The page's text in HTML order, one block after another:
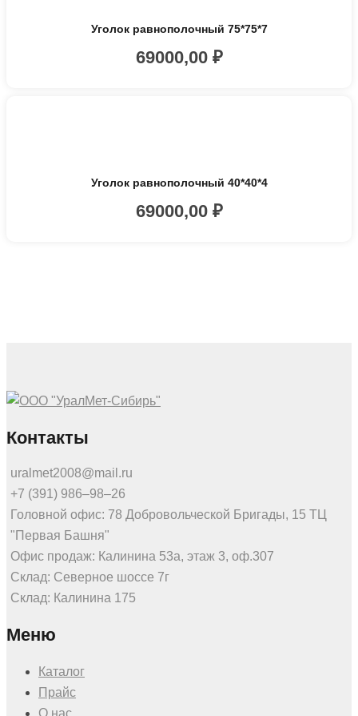
Уголок равнополочный 75*75*7
69000,00 ₽
Уголок равнополочный 40*40*4
69000,00 ₽
Контакты
uralmet2008@mail.ru
+7 (391) 986‒98‒26
Головной офис: 78 Добровольческой Бригады, 15 ТЦ
"Первая Башня"
Офис продаж: Калинина 53а, этаж 3, оф.307
Склад: Северное шоссе 7г
Склад: Калинина 175
Меню
Каталог
Прайс
О нас